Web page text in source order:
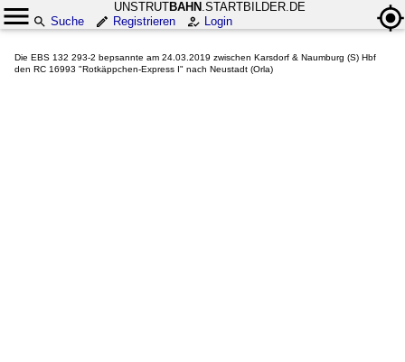
UNSTRUTBAHN .STARTBILDER.DE
Suche
Registrieren Login
Die EBS 132 293-2 bepsannte am 24.03.2019 zwischen Karsdorf & Naumburg (S) Hbf
den RC 16993 "Rotkäppchen-Express I" nach Neustadt (Orla)